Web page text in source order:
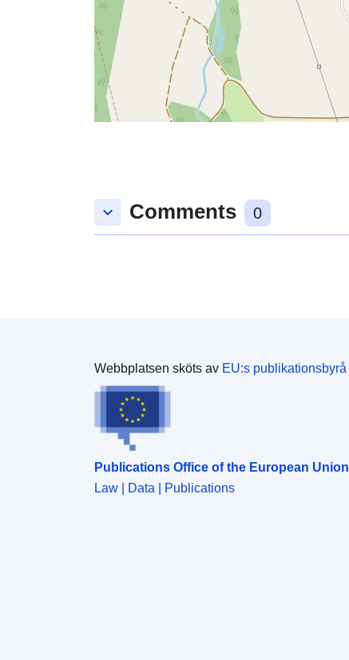
keyboard_arrow_down Comments 0
Webbplatsen sköts av EU:s publikationsbyrå
Publications Office of the European Union
Law | Data | Publications